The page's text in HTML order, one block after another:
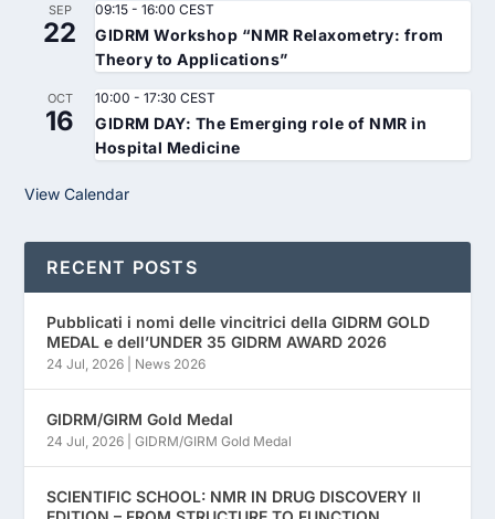
SEP
22
09:15 -16:00 CEST
GIDRM Workshop “NMR Relaxometry: from
Theory to Applications”
OCT
16
10:00 -17:30 CEST
GIDRM DAY: The Emerging role of NMR in
Hospital Medicine
View Calendar
RECENT POSTS
Pubblicati i nomi delle vincitrici della GIDRM GOLD
MEDAL e dell’UNDER 35 GIDRM AWARD 2026
24 Jul, 2026 News 2026
GIDRM/GIRM Gold Medal
24 Jul, 2026 |GIDRM/GIRM Gold Medal
SCIENTIFIC SCHOOL: NMR IN DRUG DISCOVERY II